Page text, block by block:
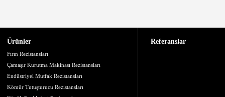
Ürünler
Fırın Rezistansları
Çamaşır Kurutma Makinası Rezistansları
Endüstriyel Mutfak Rezistansları
Kömür Tutuşturucu Rezistansları
Referanslar